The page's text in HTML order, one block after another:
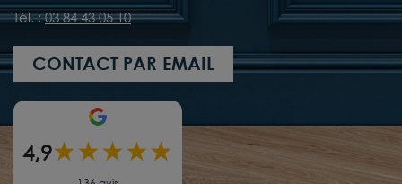
Tél. :03 84 43 05 10
CONTACT PAR EMAIL
4,9★★★★★
★